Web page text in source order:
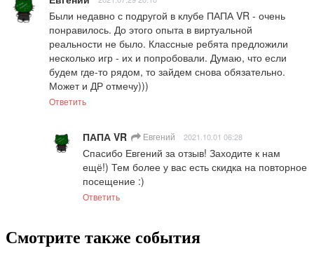
Были недавно с подругой в клубе ПАПА VR - очень
понравилось. До этого опыта в виртуальной
реальности не было. Классные ребята предложили
несколько игр - их и попробовали. Думаю, что если
будем где-то рядом, то зайдем снова обязательно.
Может и ДР отмечу)))
Ответить
ПАПА VR Евгений 2021.10.01 06:28
Спасибо Евгений за отзыв! Заходите к нам
ещё!) Тем более у вас есть скидка на повторное
посещение :)
Ответить
Смотрите также события